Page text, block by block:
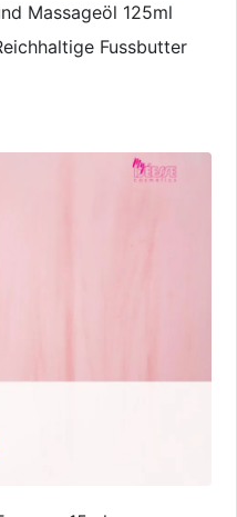
Massageöl 125ml
Fussbutter